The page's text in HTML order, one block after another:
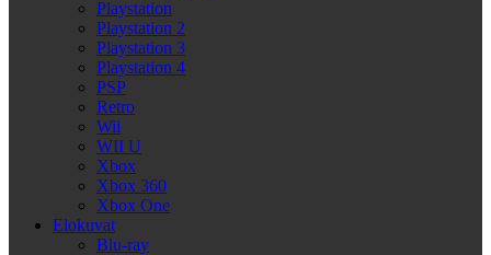
Playstation
Playstation 2
Playstation 3
Playstation 4
PSP
Retro
Wii
WII U
Xbox
Xbox 360
Xbox One
Elokuvat
Blu-ray